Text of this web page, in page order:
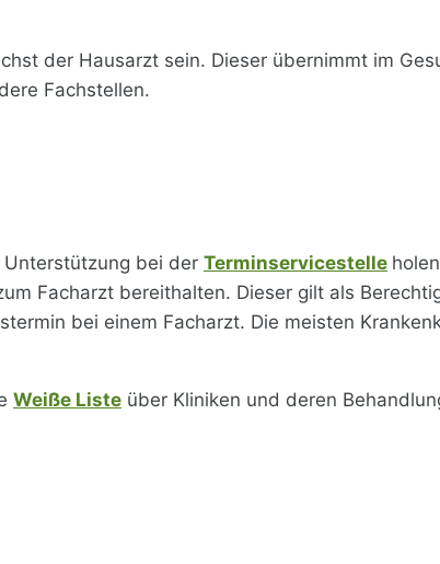
der Hausarzt sein. Dieser übernimmt im
Fachstellen.
bei der Terminservicestelle
Facharzt bereithalten. Dieser gilt als
bei einem Facharzt. Die meisten
Weiße Liste über Kliniken und deren